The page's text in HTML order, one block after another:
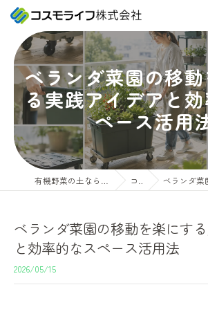
ベランダ菜園の移
る実践アイデアと
ペース活用
コラム ベランダ菜園の移動を
ベランダ菜園の移動を楽にす
と効率的なスペース活用法
2026/05/15